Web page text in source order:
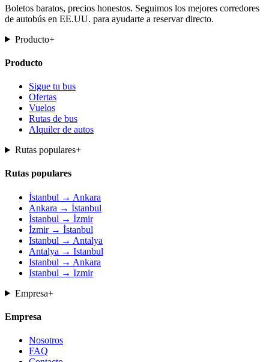
Boletos baratos, precios honestos. Seguimos los mejores corredores
de autobús en EE.UU. para ayudarte a reservar directo.
Producto+
Producto
Sigue tu bus
Ofertas
Vuelos
Rutas de bus
Alquiler de autos
Rutas populares+
Rutas populares
İstanbul → Ankara
Ankara → İstanbul
İstanbul → İzmir
İzmir → İstanbul
Istanbul → Antalya
Antalya → Istanbul
Istanbul → Ankara
Istanbul → Izmir
Empresa+
Empresa
Nosotros
FAQ